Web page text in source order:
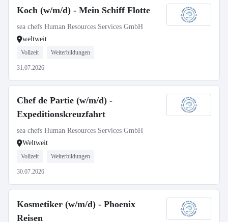
Koch (w/m/d) - Mein Schiff Flotte
sea chefs Human Resources Services GmbH
weltweit
Vollzeit Weiterbildungen
31.07.2026
Chef de Partie (w/m/d) -
Expeditionskreuzfahrt
sea chefs Human Resources Services GmbH
Weltweit
Vollzeit Weiterbildungen
30.07.2026
Kosmetiker (w/m/d) - Phoenix
Reisen